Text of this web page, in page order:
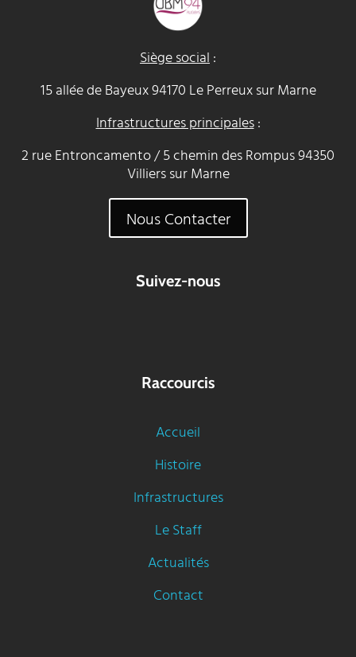
Siège social :
15 allée de Bayeux 94170 Le Perreux sur Marne
Infrastructures principales:
2 rue Entroncamento / 5 chemin des Rompus 94350
Villiers sur Marne
Nous Contacter
Suivez-nous
Raccourcis
Accueil
Histoire
Infrastructures
Le Staff
Actualités
Contact